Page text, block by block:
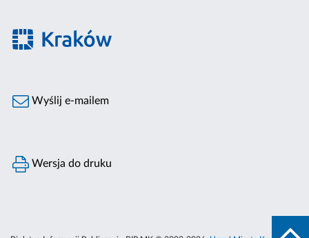
Wyślij e-mailem
Wersja do druku